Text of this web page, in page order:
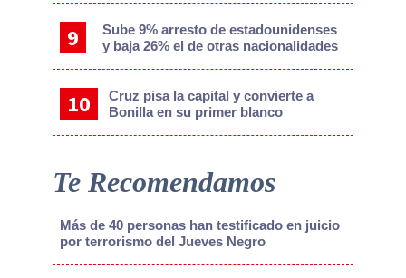
Sube 9% arresto de estadounidenses
y baja 26% el de otras nacionalidades
Cruz pisa la capital y convierte a
Bonilla en su primer blanco
Te Recomendamos
Más de 40 personas han testificado en juicio
por terrorismo del Jueves Negro